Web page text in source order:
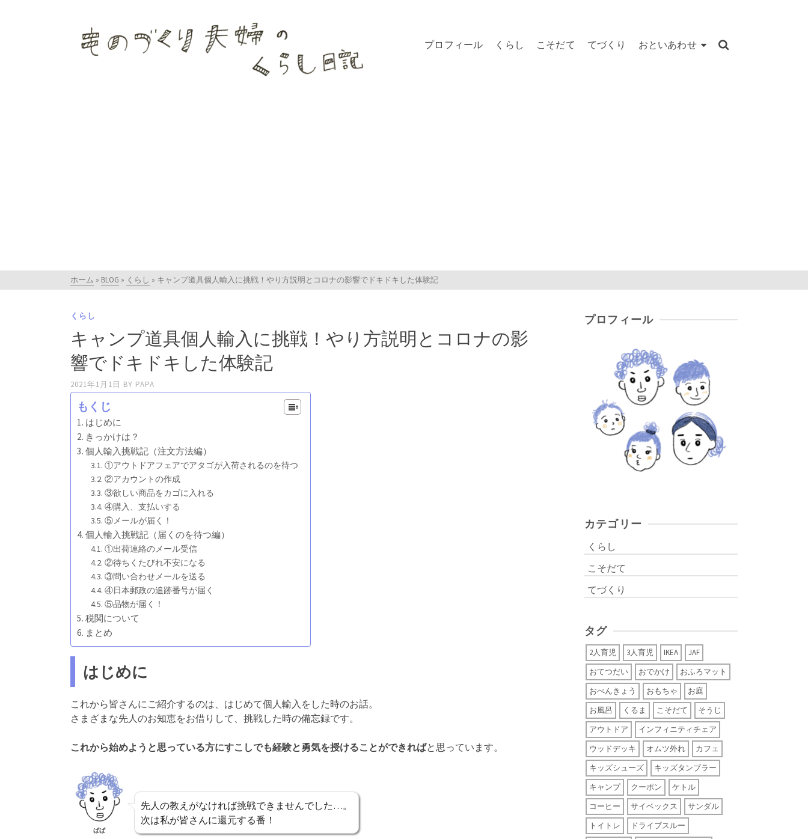
プロフィール くらし こそだて てづくり おといあわせ
ホーム » BLOG » くらし » キャンプ道具個人輸入に挑戦！やり方説明とコロナの影響でドキドキした体験記
くらし
キャンプ道具個人輸入に挑戦！やり方説明とコロナの影
響でドキドキした体験記
2021年1月1日 BY PAPA
もくじ
はじめに
きっかけは？
個人輸入挑戦記（注文方法編）
①アウトドアフェアでアタゴが入荷されるのを待つ
②アカウントの作成
③欲しい商品をカゴに入れる
④購入、支払いする
⑤メールが届く！
個人輸入挑戦記（届くのを待つ編）
①出荷連絡のメール受信
②待ちくたびれ不安になる
③問い合わせメールを送る
④日本郵政の追跡番号が届く
⑤品物が届く！
税関について
まとめ
はじめに
これから皆さんにご紹介するのは、はじめて個人輸入をした時のお話。
さまざまな先人のお知恵をお借りして、挑戦した時の備忘録です。
これから始めようと思っている方にすこしでも経験と勇気を授けることができればと思っています。
ぱぱ
先人の教えがなければ挑戦できませんでした…。
次は私が皆さんに還元する番！
プロフィール
カテゴリー
くらし
こそだて
てづくり
タグ
2人育児 3人育児 IKEA
JAF
おてつだい
おでかけ
おふろマット
おべんきょう
おもちゃ
お庭
お風呂
くるま こそだて
そうじ
アウトドア
インフィニティチェア
ウッドデッキ
オムツ外れ
カフェ
キッズシューズ
キッズタンブラー
キャンプ
クーポン
ケトル
コーヒー
サイベックス
サンダル
トイトレ
ドライブスルー